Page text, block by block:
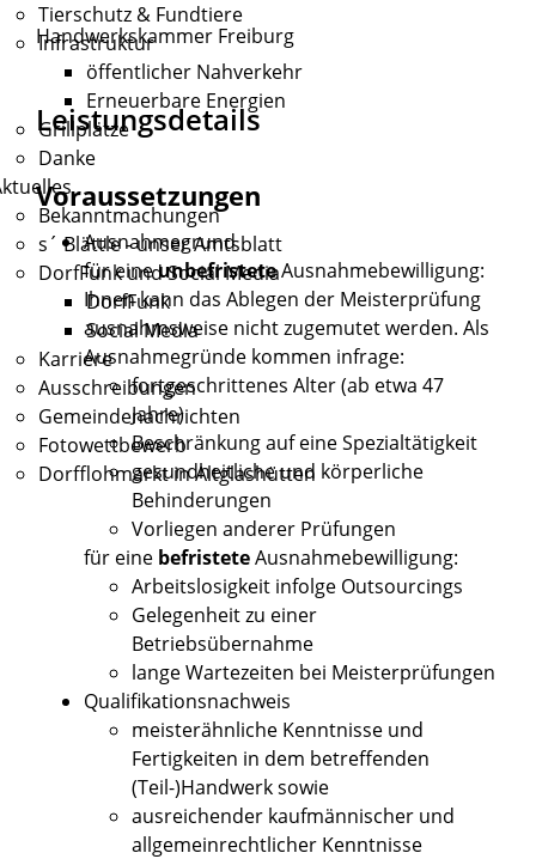
Tierschutz & Fundtiere
Infrastruktur
öffentlicher Nahverkehr
Erneuerbare Energien
Grillplätze
Danke
Bekanntmachungen
s´ Blättle - unser Amtsblatt
DorfFunk und Social Media
DorfFunk
Social Media
Karriere
Ausschreibungen
Gemeindenachrichten
Fotowettbewerb
Dorfflohmarkt in Altglashütten
Handwerkskammer Freiburg
Leistungsdetails
Voraussetzungen
Ausnahmegrund
für eineunbefristeteAusnahmebewilligung:
Ihnen kann das Ablegen der Meisterprüfung
ausnahmsweise nicht zugemutet werden. Als
Ausnahmegründe kommen infrage:
fortgeschrittenes Alter (ab etwa 47
Jahre)
Beschränkung auf eine Spezialtätigkeit
gesundheitliche und körperliche
Behinderungen
Vorliegen anderer Prüfungen
für eine befristeteAusnahmebewilligung:
Arbeitslosigkeit infolge Outsourcings
Gelegenheit zu einer
Betriebsübernahme
lange Wartezeiten bei Meisterprüfungen
Qualifikationsnachweis
meisterähnliche Kenntnisse und
Fertigkeiten in dem betreffenden
(Teil-)Handwerk sowie
ausreichender kaufmännischer und
allgemeinrechtlicher Kenntnisse